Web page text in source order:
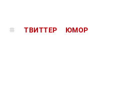
ТВИТТЕР ЮМОР